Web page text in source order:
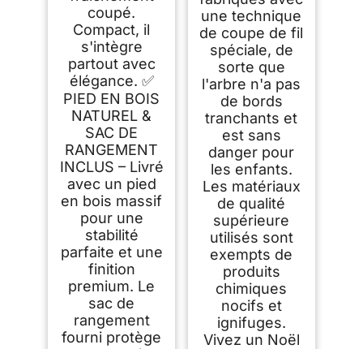
coupé.
Compact, il
s'intègre
partout avec
élégance. ✅
PIED EN BOIS
NATUREL &
SAC DE
RANGEMENT
INCLUS – Livré
avec un pied
en bois massif
pour une
stabilité
parfaite et une
finition
premium. Le
sac de
rangement
fourni protège
une technique
de coupe de fil
spéciale, de
sorte que
l'arbre n'a pas
de bords
tranchants et
est sans
danger pour
les enfants.
Les matériaux
de qualité
supérieure
utilisés sont
exempts de
produits
chimiques
nocifs et
ignifuges.
Vivez un Noël